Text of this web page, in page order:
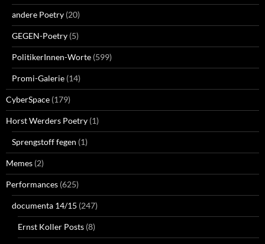
andere Poetry (20)
GEGEN-Poetry (5)
PolitikerInnen-Worte (599)
Promi-Galerie (14)
CyberSpace (179)
Horst Werders Poetry (1)
Sprengstoff fegen (1)
Memes (2)
Performances (625)
documenta 14/15 (247)
Ernst Koller Posts (8)